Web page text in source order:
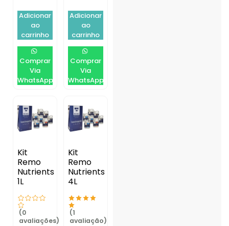
Adicionar
ao
carrinho
Comprar
Via
WhatsApp
Adicionar
ao
carrinho
Comprar
Via
WhatsApp
Kit
Remo
Nutrients
1L
(0
avaliações)
Kit
Remo
Nutrients
4L
(1
avaliação)